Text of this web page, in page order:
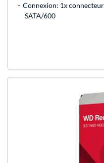
Connexion: 1x
SATA/600